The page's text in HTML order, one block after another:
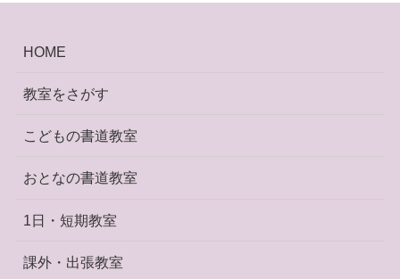
HOME
教室をさがす
こどもの書道教室
おとなの書道教室
1日・短期教室
課外・出張教室